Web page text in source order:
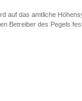
auf das amtliche
Betreiber des Pegels